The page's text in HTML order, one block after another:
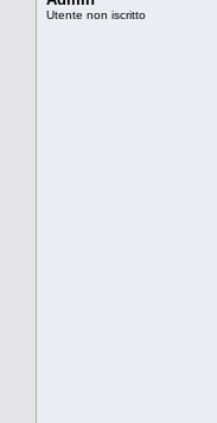
Utente non iscritto